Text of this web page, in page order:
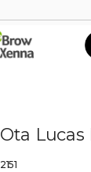
Ota Lucas
2151